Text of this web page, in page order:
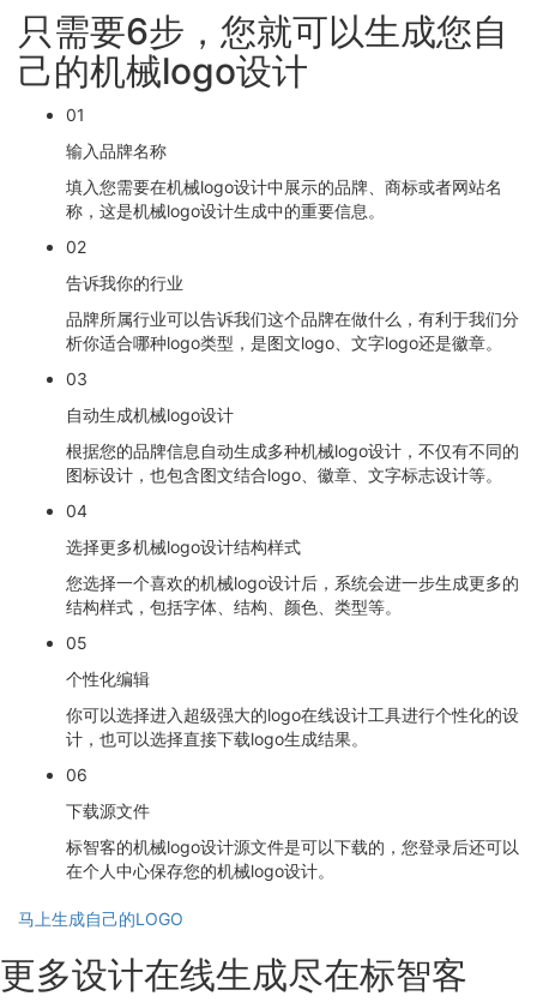
只需要6步，您就可以生成您自
己的机械logo设计
01
输入品牌名称
填入您需要在机械logo设计中展示的品牌、商标或者网站名
称，这是机械logo设计生成中的重要信息。
02
告诉我你的行业
品牌所属行业可以告诉我们这个品牌在做什么，有利于我们分
析你适合哪种logo类型，是图文logo、文字logo还是徽章。
03
自动生成机械logo设计
根据您的品牌信息自动生成多种机械logo设计，不仅有不同的
图标设计，也包含图文结合logo、徽章、文字标志设计等。
04
选择更多机械logo设计结构样式
您选择一个喜欢的机械logo设计后，系统会进一步生成更多的
结构样式，包括字体、结构、颜色、类型等。
05
个性化编辑
你可以选择进入超级强大的logo在线设计工具进行个性化的设
计，也可以选择直接下载logo生成结果。
06
下载源文件
标智客的机械logo设计源文件是可以下载的，您登录后还可以
在个人中心保存您的机械logo设计。
马上生成自己的LOGO
更多设计在线生成尽在标智客